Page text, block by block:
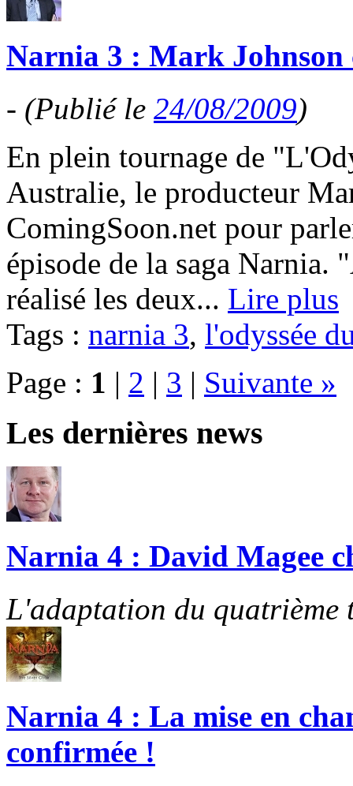
Narnia 3 : Mark Johnson
- (Publié le 24/08/2009)
En plein tournage de
Australie, le producteur
ComingSoon.net pour
épisode de la saga Narnia.
réalisé les deux... Lire plus
Tags : narnia 3, l'odyssée
Page : 1 | 2 | 3 | Suivante »
Les dernières news
Narnia 4 : David Magee
L'adaptation du quatrième
Narnia 4 : La mise en
confirmée !